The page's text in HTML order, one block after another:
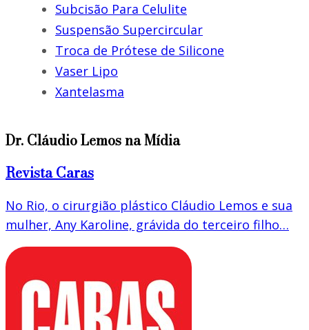
Subcisão Para Celulite
Suspensão Supercircular
Troca de Prótese de Silicone
Vaser Lipo
Xantelasma
Dr. Cláudio Lemos na Mídia
Revista Caras
No Rio, o cirurgião plástico Cláudio Lemos e sua
mulher, Any Karoline, grávida do terceiro filho…